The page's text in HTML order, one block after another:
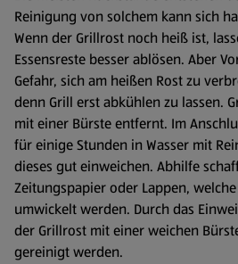
Reinigung von solchem kann sich
Wenn der Grillrost noch heiß ist,
Essensreste besser ablösen. Aber
Gefahr, sich am heißen Rost zu
denn Grill erst abkühlen zu lassen.
mit einer Bürste entfernt. Im
für einige Stunden in Wasser mit
dieses gut einweichen. Abhilfe
Zeitungspapier oder Lappen,
umwickelt werden. Durch das
der Grillrost mit einer weichen
gereinigt werden.